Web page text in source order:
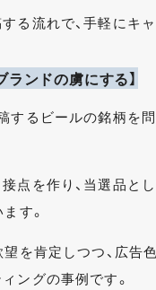
る流れで、手軽にキ
ンドの虜にする】
するビールの銘柄を
点を作り、当選品と
す。
望を肯定しつつ、広
ングの事例です。